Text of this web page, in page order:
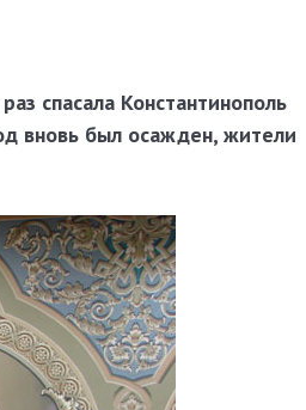
спасала Константинополь
вновь был осажден, жители